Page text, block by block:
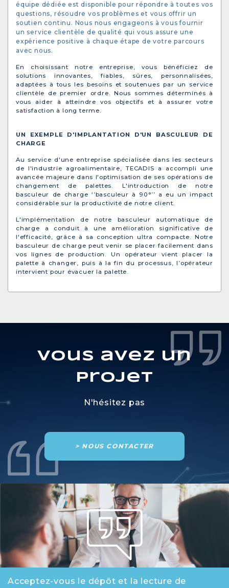
équipe dédiée est disponible pour répondre à toutes vos
questions, résoudre vos problèmes et vous offrir un
soutien continu. Nous nous engageons à vous fournir
un service clientèle de qualité qui vous assure une
expérience positive à chaque étape de votre parcours
avec nous.
En choisissant notre entreprise, vous bénéficiez de
solutions innovantes, fiables, sûres, personnalisées,
adaptées à tous les besoins et soutenues par un service
clientèle de premier ordre. Nous sommes déterminés à
vous aider à atteindre vos objectifs et à assurer votre
satisfaction à long terme.
UN EXEMPLE D'IMPLANTATION D'UN BASCULEUR DE
CHARGE
Au service d'une entreprise spécialisée dans les secteurs
de l'industrie agroalimentaire, TECADIS a accompli une
avancée majeure dans l'optimisation de ses opérations de
changement de palettes. L'introduction de notre
basculeur de charge ‘’basculeur à 90°’’ a eu un impact
considérable sur la productivité de notre client.
L'implémentation de notre basculeur automatique de
charge a conduit à une amélioration significative de
l'efficacité, grâce à sa conception ultra compacte. Notre
basculeur de charge peut venir se placer facilement dans
vos lignes de production. Un opérateur vient placer la
palette à changer, puis à la fin du processus, l’opérateur
intervient pour évacuer la palette.
Vous avez un
projet
N'hésitez pas
> NOUS CONTACTER
Acceptez-vous le dépôt et la lecture de